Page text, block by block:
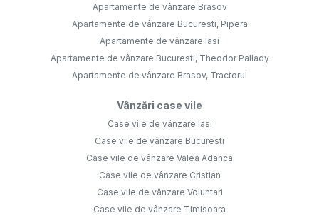
Apartamente de vânzare Brasov
Apartamente de vânzare Bucuresti, Pipera
Apartamente de vânzare Iasi
Apartamente de vânzare Bucuresti, Theodor Pallady
Apartamente de vânzare Brasov, Tractorul
Vânzări case vile
Case vile de vânzare Iasi
Case vile de vânzare Bucuresti
Case vile de vânzare Valea Adanca
Case vile de vânzare Cristian
Case vile de vânzare Voluntari
Case vile de vânzare Timisoara